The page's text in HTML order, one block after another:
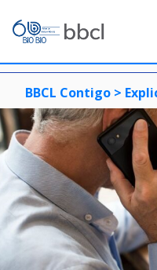
BBCL Contigo >